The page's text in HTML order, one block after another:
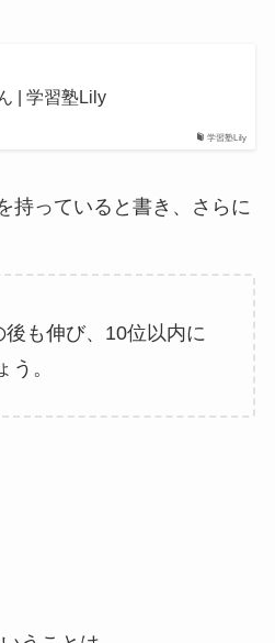
学習塾Lily
| 学習塾Lily
持っていると書き、さらに
も伸び、10位以内に
う。